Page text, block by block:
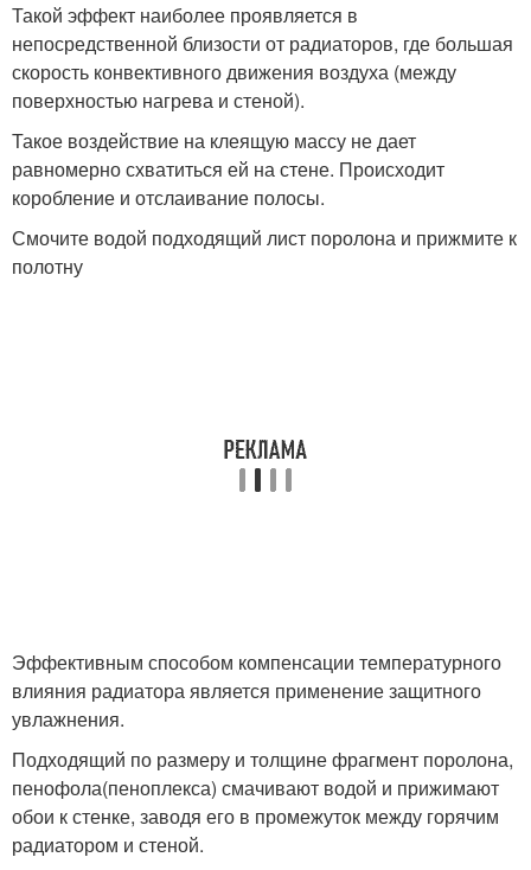
Такой эффект наиболее проявляется в
непосредственной близости от радиаторов, где большая
скорость конвективного движения воздуха (между
поверхностью нагрева и стеной).
Такое воздействие на клеящую массу не дает
равномерно схватиться ей на стене. Происходит
коробление и отслаивание полосы.
Смочите водой подходящий лист поролона и прижмите к
полотну
Эффективным способом компенсации температурного
влияния радиатора является применение защитного
увлажнения.
Подходящий по размеру и толщине фрагмент поролона,
пенофола(пеноплекса) смачивают водой и прижимают
обои к стенке, заводя его в промежуток между горячим
радиатором и стеной.